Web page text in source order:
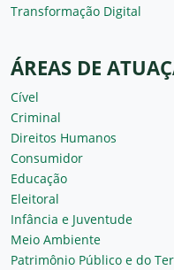
Transformação Digital
ÁREAS DE
Cível
Criminal
Direitos Humanos
Consumidor
Educação
Eleitoral
Infância e Juventude
Meio Ambiente
Patrimônio Público e do